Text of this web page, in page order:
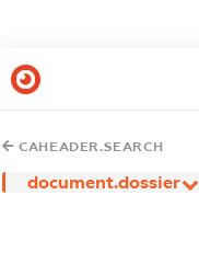
CAHEADER.SEARCH
document.dossier